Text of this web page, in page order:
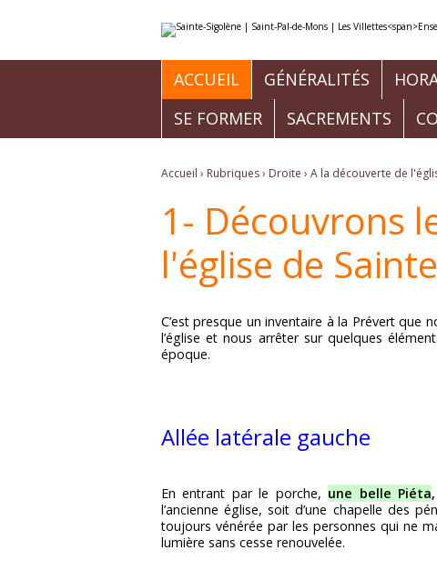
contenu.
ACCUEIL GÉNÉRALITÉS
SE FORMER
SACREMENTS
Accueil › Rubriques› Droite › A la découverte de
1- Découvrons
l'église de
C’est presque un inventaire à la Prévert que
l’église et nous arrêter sur quelques
époque.
Allée latérale gauche
En entrant par le porche, une belle Piéta,
l’ancienne église, soit d’une chapelle des
toujours vénérée par les personnes qui ne
lumière sans cesse renouvelée.